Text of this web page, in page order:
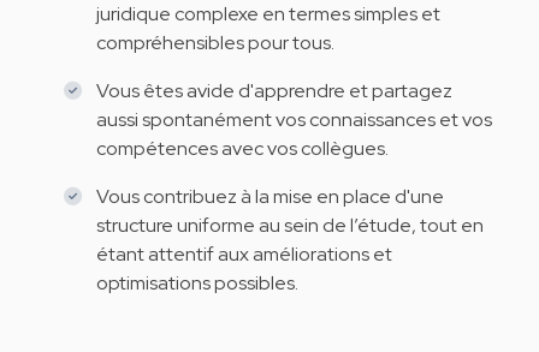
juridique complexe en termes simples et
compréhensibles pour tous.
Vous êtes avide d'apprendre et partagez
aussi spontanément vos connaissances et vos
compétences avec vos collègues.
Vous contribuez à la mise en place d'une
structure uniforme au sein de l’étude, tout en
étant attentif aux améliorations et
optimisations possibles.